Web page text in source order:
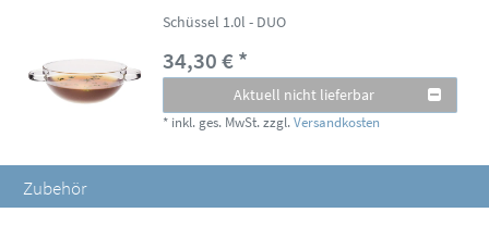
Schüssel 1.0l - DUO
34,30 € *
Aktuell nicht lieferbar
* inkl. ges. MwSt. zzgl.Versandkosten
Zubehör